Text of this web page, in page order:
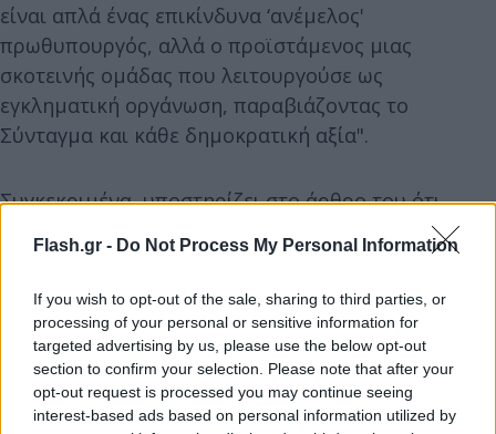
Flash.gr - Do Not Process My Personal Information
If you wish to opt-out of the sale, sharing to third parties, or
processing of your personal or sensitive information for
targeted advertising by us, please use the below opt-out
section to confirm your selection. Please note that after your
opt-out request is processed you may continue seeing
interest-based ads based on personal information utilized by
είναι απλά ένας επικίνδυνα ‘ανέμελος'
πρωθυπουργός, αλλά ο προϊστάμενος μιας
σκοτεινής ομάδας που λειτουργούσε ως
εγκληματική οργάνωση, παραβιάζοντας το
Σύνταγμα και κάθε δημοκρατική αξία".
Συγκεκριμένα, υποστηρίζει στο άρθρο του ότι
"προφανώς, ο δημοσιογράφος Θανάσης Κουκάκης
δεν τέθηκε υπό παρακολούθηση για λόγους
εθνικού κινδύνου", αλλά για την έρευνά του
σχετικά με την τροποποίηση από την κυβέρνηση
του ποινικού κώδικα "προκειμένου να δοθεί ασυλία
στα υψηλόβαθμα στελέχη τραπεζών", ενώ για την
παρακολούθηση του Νίκου Ανδρουλάκη μιλάει για